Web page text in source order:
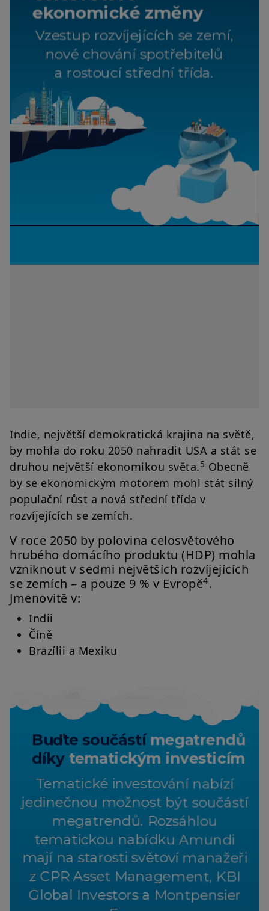
Indie, největší demokratická krajina na světě,
by mohla do roku 2050 nahradit USA a stát se
druhou největší ekonomikou světa.5 Obecně
by se ekonomickým motorem mohl stát silný
populační růst a nová střední třída v
rozvíjejících se zemích.
V roce 2050 by polovina celosvětového
hrubého domácího produktu (HDP) mohla
vzniknout v sedmi největších rozvíjejících
se zemích – a pouze 9 % v Evropě4.
Jmenovitě v:
Indii
Číně
Brazílii a Mexiku